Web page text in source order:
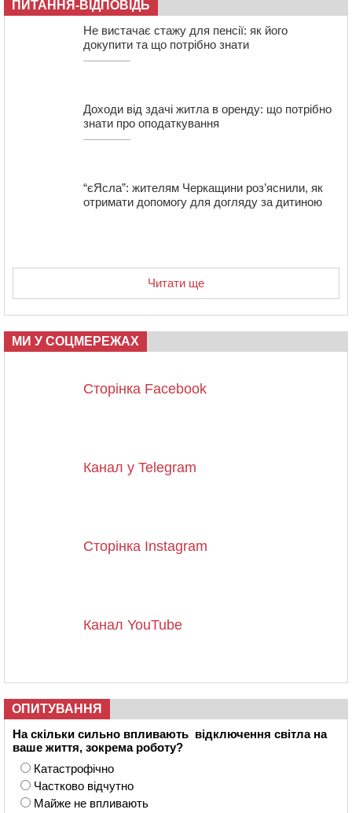
під охорону 188-річну церкву
У Смілі біля магазину під колесами вантажівки
загинула жінка
У Черкасах пропонують для приватизації
ПИТАННЯ-ВІДПОВІДЬ
Не вистачає стажу для пенсії: як його
докупити та що потрібно знати
Доходи від здачі житла в оренду: що потрібно
знати про оподаткування
“єЯсла”: жителям Черкащини роз’яснили, як
отримати допомогу для догляду за дитиною
Читати ще
МИ У СОЦМЕРЕЖАХ
Сторінка Facebook
Канал у Telegram
Сторінка Instagram
Канал YouTube
ОПИТУВАННЯ
На скільки сильно впливають відключення світла на
ваше життя, зокрема роботу?
Катастрофічно
Частково відчутно
Майже не впливають